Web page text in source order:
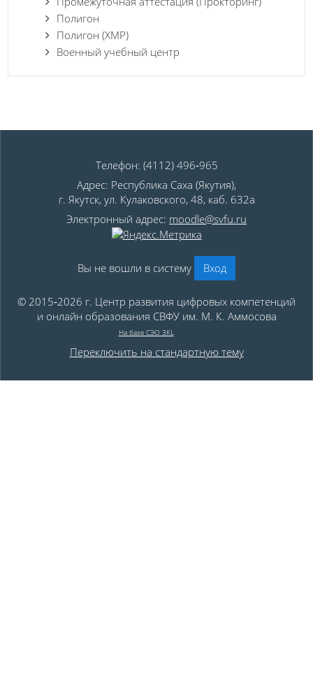
Полигон
Полигон (ХМР)
Военный учебный центр
Телефон: (4112) 496‑965
Адрес: Республика Саха (Якутия),
г. Якутск, ул. Кулаковского, 48, каб. 632а
Электронный адрес: moodle@svfu.ru
Вы не вошли в систему Вход
© 2015‑2026 г. Центр развития цифровых компетенций
и онлайн образования СВФУ им. М. К. Аммосова
На базе СЭО 3KL
Переключить на стандартную тему